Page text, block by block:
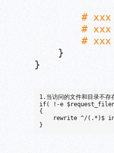
# xxx
# xxx
# xxx
}
}
1.当访问的文件和目录不
if( !-e
{
rewrite ^/(.*)$
}